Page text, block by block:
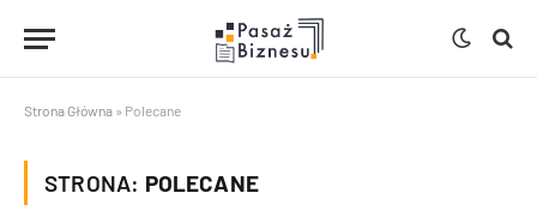
Strona Główna » Polecane
STRONA: POLECANE